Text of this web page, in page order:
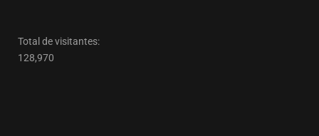
Total de visitantes:
128,970